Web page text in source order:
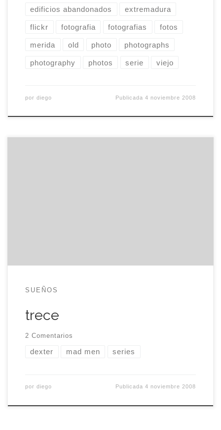
edificios abandonados extremadura
flickr fotografia fotografias fotos
merida old photo photographs
photography photos serie viejo
por diego Publicada4 noviembre 2008
SUEÑOS
trece
2 Comentarios
dexter mad men series
por diego Publicada4 noviembre 2008